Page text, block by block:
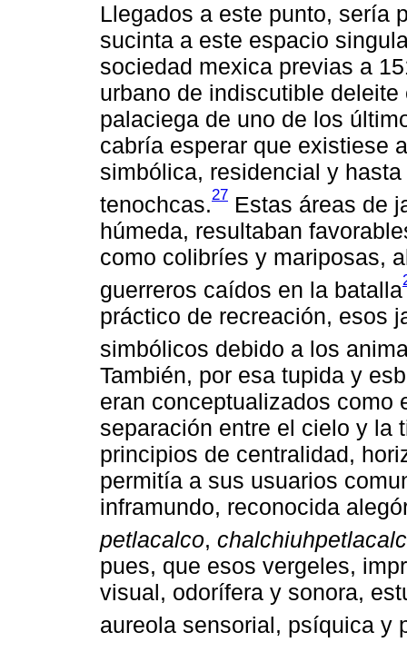
Llegados a este punto, sería
sucinta a este espacio
sociedad mexica previas a
urbano de indiscutible
palaciega de uno de los
cabría esperar que existiese
simbólica, residencial y
tenochcas.27 Estas áreas de
húmeda, resultaban
como colibríes y mariposas,
guerreros caídos en la batalla
práctico de recreación, esos
simbólicos debido a los
También, por esa tupida y
eran conceptualizados como
separación entre el cielo y la
principios de centralidad,
permitía a sus usuarios
inframundo, reconocida
petlacalco,
pues, que esos vergeles,
visual, odorífera y sonora,
aureola sensorial, psíquica y